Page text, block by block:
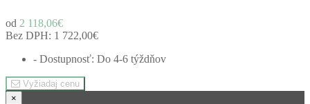
od 2 118,06€
Bez DPH: 1 722,00€
- Dostupnosť: Do 4-6 týždňov
Vyžiadaj cenu
×